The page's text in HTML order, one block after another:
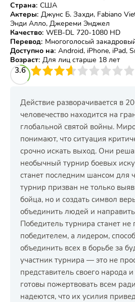
Страна: США
Актеры: Джунс Б. Захди, Fabiano
Энди Алло, Джереми Энджел
Качество: WEB-DL 720-1080 HD
Перевод: Многоголосый
Доступно на: Android, iPhone, iPad,
Возраст: Для лиц старше 18 лет
3.6
4 5 6 7 8 9 10
Действие разворачивается в
человечество находится на
глобальной святой войны.
понимают, что ситуация
срочно искать выход. Они
необычный турнир боевых
станет последним шансом для
турнир призван не только
бойца, но и создать символ
объединить людей и
Победитель турнира станет не
победителем, а лидером,
объединить всех в борьбе за
участник турнира — это не
представитель своего народа
готовы пожертвовать всем
надеются, что их усилия